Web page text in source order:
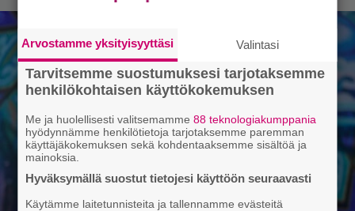
Arvostamme yksityisyyttäsi Valintasi
Tarvitsemme suostumuksesi tarjotaksemme
henkilökohtaisen käyttökokemuksen
Me ja huolellisesti valitsemamme88 teknologiakumppania
hyödynnämme henkilötietoja tarjotaksemme paremman
käyttäjäkokemuksen sekä kohdentaaksemme sisältöä ja
mainoksia.
Hyväksymällä suostut tietojesi käyttöön seuraavasti
Käytämme laitetunnisteita ja tallennamme evästeitä